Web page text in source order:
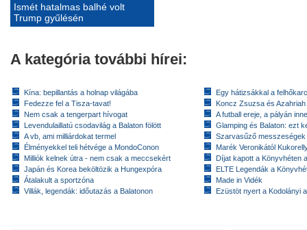
Ismét hatalmas balhé volt
Trump gyűlésén
A kategória további hírei:
Kína: bepillantás a holnap világába
Fedezze fel a Tisza-tavat!
Nem csak a tengerpart hívogat
Levendulaillatú csodavilág a Balaton fölött
A vb, ami milliárdokat termel
Élményekkel teli hétvége a MondoConon
Milliók kelnek útra - nem csak a meccsekért
Japán és Korea beköltözik a Hungexpóra
Átalakult a sportzóna
Villák, legendák: időutazás a Balatonon
Egy hátizsákkal a
Koncz Zsuzsa és
A futball ereje, a pályán
Glamping és Balaton: ezt
Szarvasűző messzeségek
Marék Veronikától
Díjat kapott a Könyvhéten
ELTE Legendák a
Made in Vidék
Ezüstöt nyert a Kodolányi